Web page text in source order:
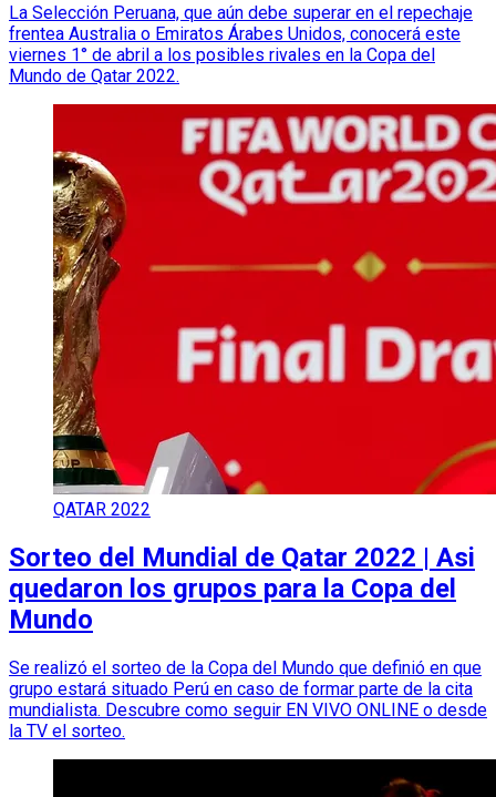
La Selección Peruana, que aún debe superar en el repechaje
frentea Australia o Emiratos Árabes Unidos, conocerá este
viernes 1° de abril a los posibles rivales en la Copa del
Mundo de Qatar 2022.
QATAR 2022
Sorteo del Mundial de Qatar 2022 | Asi
quedaron los grupos para la Copa del
Mundo
Se realizó el sorteo de la Copa del Mundo que definió en que
grupo estará situado Perú en caso de formar parte de la cita
mundialista. Descubre como seguir EN VIVO ONLINE o desde
la TV el sorteo.